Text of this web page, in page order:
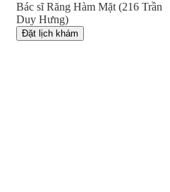
Bác sĩ Răng Hàm Mặt (216 Trần
Duy Hưng)
Đặt lịch khám